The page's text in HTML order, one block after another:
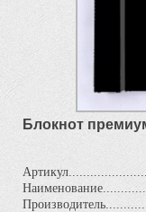
Блокнот